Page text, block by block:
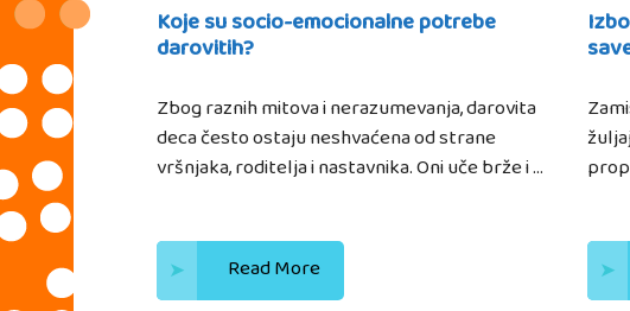
Koje su socio-emocionalne potrebe
darovitih?
Zbog raznih mitova i nerazumevanja, darovita
deca često ostaju neshvaćena od strane
vršnjaka, roditelja i nastavnika. Oni uče brže i …
Read More